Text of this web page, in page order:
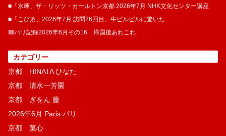
■「水暉」ザ・リッツ・カールトン京都 2026年7月 NHK文化センター講座
■「こぴゑ」2026年7月 訪問26回目、牛ピルピルに驚いた
🟦パリ記録2026年6月その16 帰国後あれこれ
カテゴリー
京都 HINATA ひなた
京都 清水一芳園
京都 ぎをん 藤
2026年6月 Paris パリ
京都 菓​心